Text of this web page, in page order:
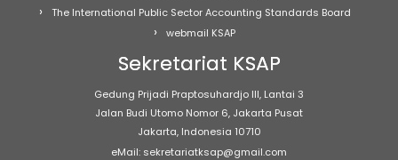
The International Public Sector Accounting Standards Board
webmail KSAP
Sekretariat KSAP
Gedung Prijadi Praptosuhardjo III, Lantai 3
Jalan Budi Utomo Nomor 6, Jakarta Pusat
Jakarta, Indonesia 10710
eMail: sekretariatksap@gmail.com